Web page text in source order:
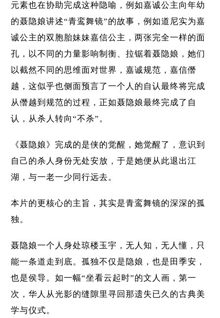
元素也在协助完成这种隐喻，例如嘉诚公主向年幼
的聂隐娘讲述“青鸾舞镜”的故事，例如道尼实为嘉
诚公主的双胞胎妹妹嘉信公主，两张完全一样的面
孔，以不同的力量影响制衡、拉锯着聂隐娘，她们
以截然不同的思维面对世界，嘉诚规范，嘉信僭
越，这似乎也侧面预言了一个人的自认最终将完成
从僭越到规范的过程，正如聂隐娘最终完成了自
认，从杀人转向“不杀”。
《聂隐娘》完成的是侠的觉醒，她觉醒了，意识到
自己的杀人身份无处安放，于是她便从此退出江
湖，与一老一少同行远去。
本片的更核心的主旨，其实是青鸾舞镜的深深的孤
独。
聂隐娘一个人身处琼楼玉宇，无人知，无人懂，只
能一条道走到底。孤独不仅是隐娘，也是田季安，
也是侯导。如一幅“坐看云起时”的文人画，第一
次，华人从光影的缝隙里寻回那遗失已久的古典美
学与仪式。